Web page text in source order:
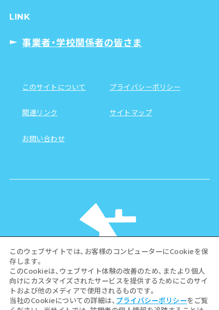
LINK
事業者・学校関係者の皆さま
このサイトについて プライバシーポリシー
関連リンク サイトマップ
お問い合わせ
©Hiroshima Tourism Association /
Hiroshima Prefecture / Hiroshima City .
All rights reserved
このウェブサイトでは、お客様のコンピューターにCookieを保
存します。
このCookieは、ウェブサイト体験の改善のため、またより個人
向けにカスタマイズされたサービスを提供するためにこのサイ
トおよび他のメディアで使用されるものです。
当社のCookieについての詳細は、 プライバシーポリシーをご覧